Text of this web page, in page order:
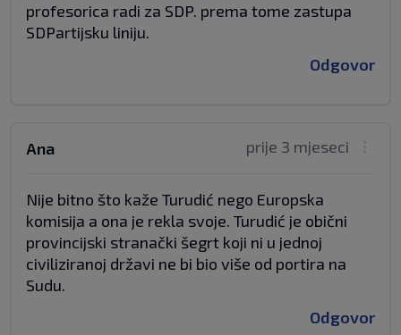
profesorica radi za SDP. prema tome zastupa
SDPartijsku liniju.
Odgovor
prije 3 mjeseci
Ana
Nije bitno što kaže Turudić nego Europska
komisija a ona je rekla svoje. Turudić je obični
provincijski stranački šegrt koji ni u jednoj
civiliziranoj državi ne bi bio više od portira na
Sudu.
Odgovor